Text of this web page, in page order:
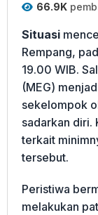
66.9K
Situasi
Rempang,
19.00 WIB.
(MEG)
sekelompok
sadarkan diri.
terkait
tersebut.
Peristiwa
melakukan